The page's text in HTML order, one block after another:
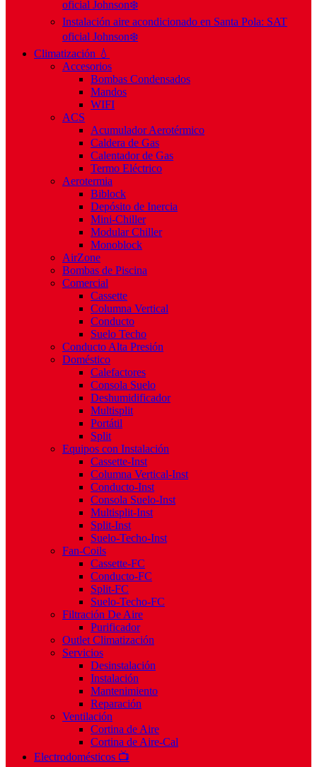
oficial Johnson❄️
Instalación aire acondicionado en Santa Pola: SAT
oficial Johnson❄️
Climatización 💧
Accesorios
Bombas Condensados
Mandos
WIFI
ACS
Acumulador Aerotérmico
Caldera de Gas
Calentador de Gas
Termo Eléctrico
Aerotermia
Biblock
Depósito de Inercia
Mini-Chiller
Modular Chiller
Monoblock
AirZone
Bombas de Piscina
Comercial
Cassette
Columna Vertical
Conducto
Suelo Techo
Conducto Alta Presión
Doméstico
Calefactores
Consola Suelo
Deshumidificador
Multisplit
Portátil
Split
Equipos con Instalación
Cassette-Inst
Columna Vertical-Inst
Conducto-Inst
Consola Suelo-Inst
Multisplit-Inst
Split-Inst
Suelo-Techo-Inst
Fan-Coils
Cassette-FC
Conducto-FC
Split-FC
Suelo-Techo-FC
Filtración De Aire
Purificador
Outlet Climatización
Servicios
Desinstalación
Instalación
Mantenimiento
Reparación
Ventilación
Cortina de Aire
Cortina de Aire-Cal
Electrodomésticos 📺